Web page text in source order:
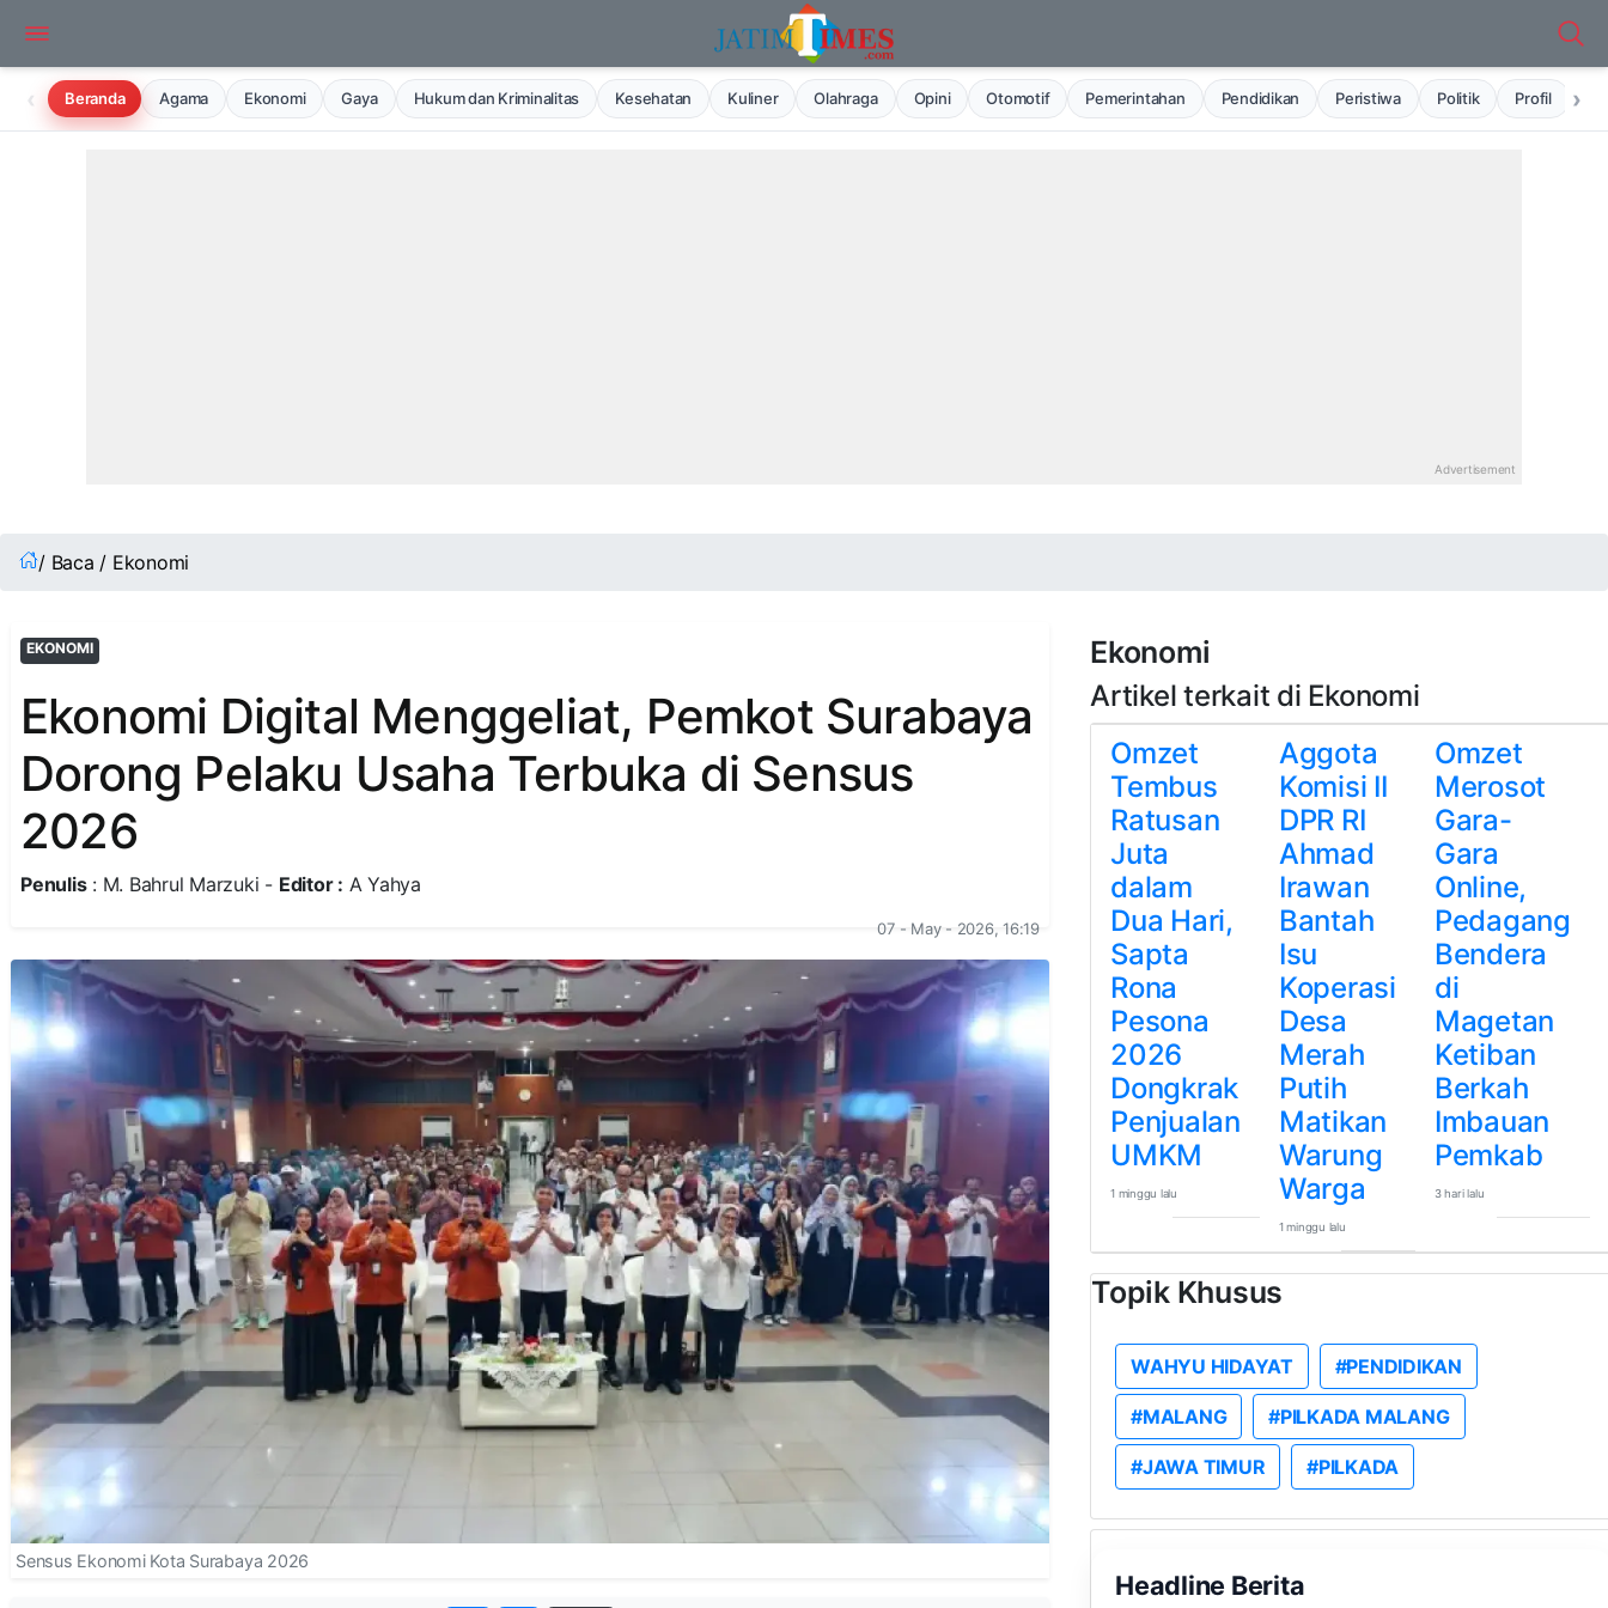
‹ Beranda Agama Ekonomi Gaya Hukum dan Kriminalitas Kesehatan Kuliner Olahraga Opini Otomotif Pemerintahan Pendidikan Peristiwa Politik Profil ›
/ Baca / Ekonomi
EKONOMI
Ekonomi Digital Menggeliat, Pemkot Surabaya
Dorong Pelaku Usaha Terbuka di Sensus
2026
Penulis: M. Bahrul Marzuki - Editor : A Yahya
07 - May - 2026, 16:19
Sensus Ekonomi Kota Surabaya 2026
Ekonomi
Artikel terkait di Ekonomi
Omzet
Tembus
Ratusan
Juta
dalam
Dua Hari,
Sapta
Rona
Pesona
2026
Dongkrak
Penjualan
UMKM
1 minggu lalu
Aggota
Komisi II
DPR RI
Ahmad
Irawan
Bantah
Isu
Koperasi
Desa
Merah
Putih
Matikan
Warung
Warga
1 minggu lalu
Omzet
Merosot
Gara-
Gara
Online,
Pedagang
Bendera
di
Magetan
Ketiban
Berkah
Imbauan
Pemkab
3 hari lalu
Topik Khusus
WAHYU HIDAYAT #PENDIDIKAN
#MALANG #PILKADA MALANG
#JAWA TIMUR #PILKADA
Headline Berita